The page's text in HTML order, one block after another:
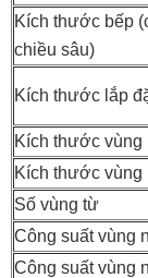
Kích thước bếp
chiều sâu)
Kích thước lắp
Kích thước vùng
Kích thước vùng
Số vùng từ
Công suất vùng
Công suất vùng